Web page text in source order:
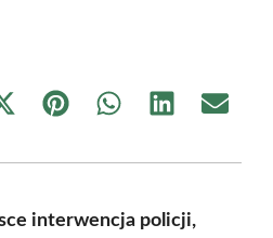
Share
(Twitter)
Share Share Share Share
interwencja policji,